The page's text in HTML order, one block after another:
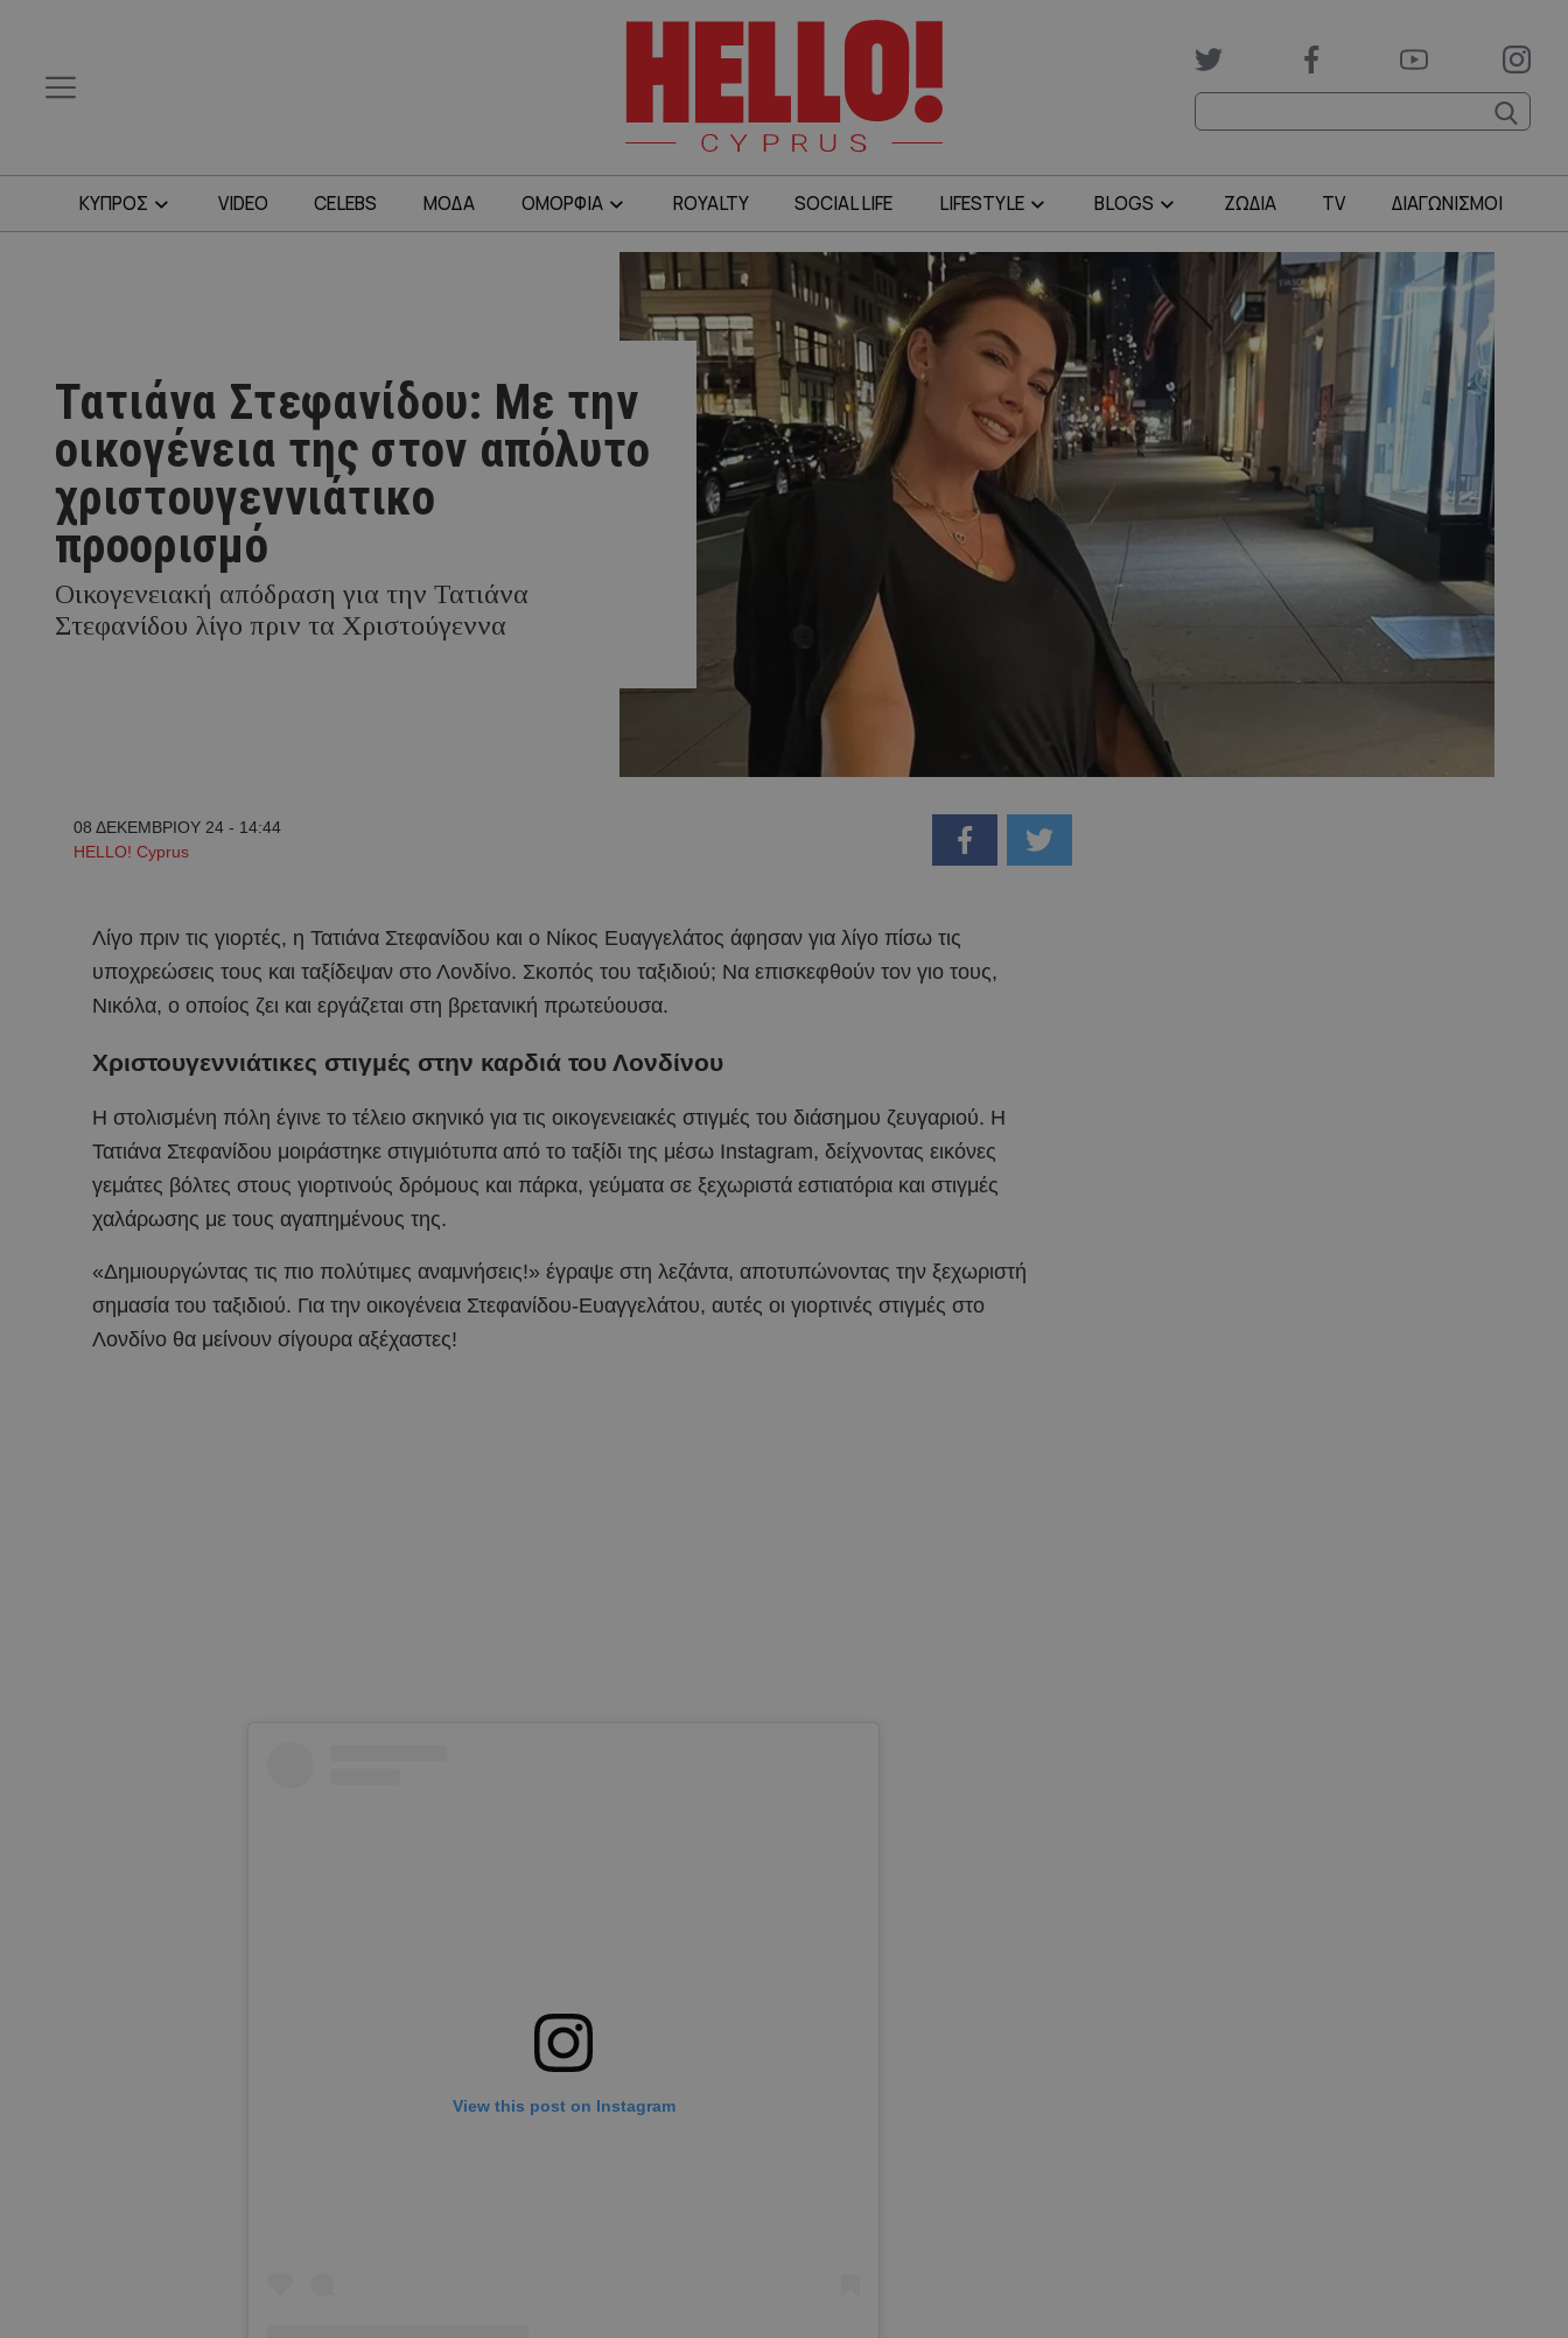
ΚΥΠΡΟΣ VIDEO CELEBS ΜΟΔΑ ΟΜΟΡΦΙΑ ROYALTY SOCIAL LIFE LIFESTYLE BLOGS ΖΩΔΙΑ TV ΔΙΑΓΩΝΙΣΜΟΙ
Τατιάνα Στεφανίδου: Με την
οικογένεια της στον απόλυτο
χριστουγεννιάτικο
προορισμό
Οικογενειακή απόδραση για την Τατιάνα
Στεφανίδου λίγο πριν τα Χριστούγεννα
08 ΔΕΚΕΜΒΡΙΟΥ 24 - 14:44
HELLO! Cyprus
Λίγο πριν τις γιορτές, η Τατιάνα Στεφανίδου και ο Νίκος Ευαγγελάτος άφησαν για λίγο πίσω τις
υποχρεώσεις τους και ταξίδεψαν στο Λονδίνο. Σκοπός του ταξιδιού; Να επισκεφθούν τον γιο τους,
Νικόλα, ο οποίος ζει και εργάζεται στη βρετανική πρωτεύουσα.
Χριστουγεννιάτικες στιγμές στην καρδιά του Λονδίνου
Η στολισμένη πόλη έγινε το τέλειο σκηνικό για τις οικογενειακές στιγμές του διάσημου ζευγαριού. Η
Τατιάνα Στεφανίδου μοιράστηκε στιγμιότυπα από το ταξίδι της μέσω Instagram, δείχνοντας εικόνες
γεμάτες βόλτες στους γιορτινούς δρόμους και πάρκα, γεύματα σε ξεχωριστά εστιατόρια και στιγμές
χαλάρωσης με τους αγαπημένους της.
«Δημιουργώντας τις πιο πολύτιμες αναμνήσεις!» έγραψε στη λεζάντα, αποτυπώνοντας την ξεχωριστή
σημασία του ταξιδιού. Για την οικογένεια Στεφανίδου-Ευαγγελάτου, αυτές οι γιορτινές στιγμές στο
Λονδίνο θα μείνουν σίγουρα αξέχαστες!
View this post on Instagram